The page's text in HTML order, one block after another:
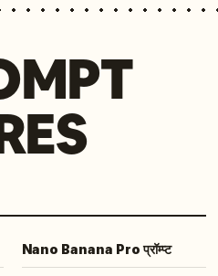
Nano Banana Pro प्रॉम्प्ट